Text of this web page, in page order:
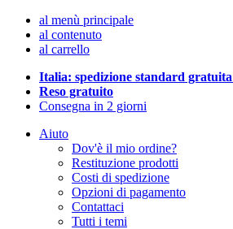
al menù principale
al contenuto
al carrello
Italia: spedizione standard gratuita
Reso gratuito
Consegna in 2 giorni
Aiuto
Dov'è il mio ordine?
Restituzione prodotti
Costi di spedizione
Opzioni di pagamento
Contattaci
Tutti i temi